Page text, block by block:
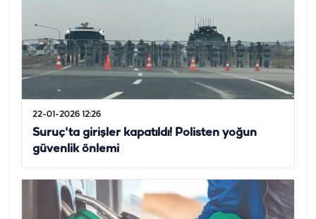
22-01-2026 12:26
Suruç'ta girişler kapatıldı! Polisten yoğun
güvenlik önlemi